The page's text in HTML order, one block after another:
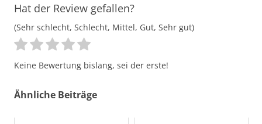
Hat der Review gefallen?
(Sehr schlecht, Schlecht, Mittel, Gut, Sehr gut)
Keine Bewertung bislang, sei der erste!
Ähnliche Beiträge